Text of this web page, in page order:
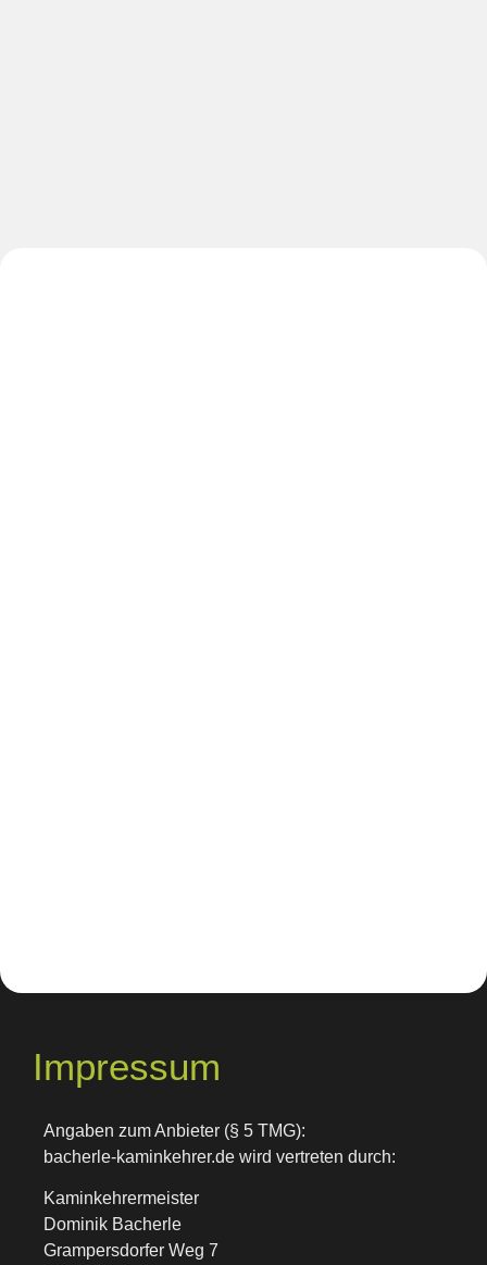
Impressum
Angaben zum Anbieter (§ 5 TMG):
bacherle-kaminkehrer.de wird vertreten durch:
Kaminkehrermeister
Dominik Bacherle
Grampersdorfer Weg 7